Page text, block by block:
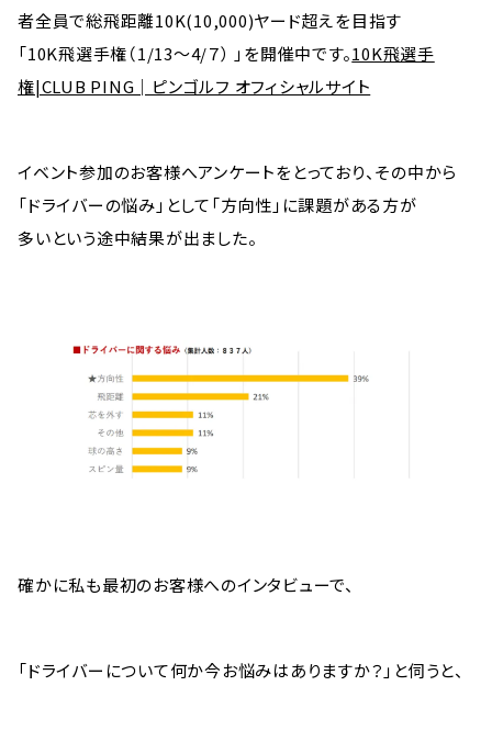
者全員で総飛距離10K(10,000)ヤード超えを目指す
「10K飛選手権（1/13～4/７） 」を開催中です。10K飛選手
権|CLUB PING│ピンゴルフ オフィシャルサイト
イベント参加のお客様へアンケートをとっており、その中から
「ドライバーの悩み」として「方向性」に課題がある方が
多いという途中結果が出ました。
確かに私も最初のお客様へのインタビューで、
「ドライバーについて何か今お悩みはありますか？」と伺うと、